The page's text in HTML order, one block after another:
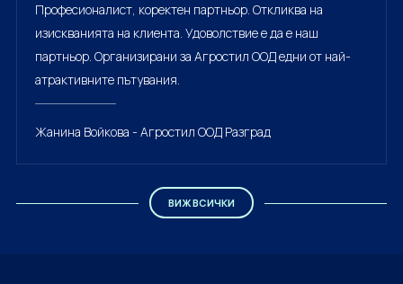
Професионалист, коректен партньор. Откликва на
изискванията на клиента. Удоволствие е да е наш
партньор. Организирани за Агростил ООД едни от най-
атрактивните пътувания.
Жанина Войкова - Агростил ООД Разград
ВИЖ ВСИЧКИ